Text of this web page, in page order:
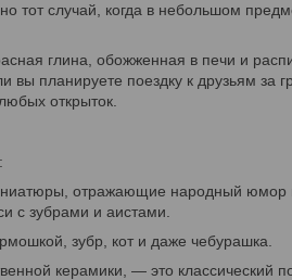
тот случай, когда в небольшом
глина, обожженная в печи и
планируете поездку к друзьям за
открыток.
отражающие народный юмор
с зубрами и аистами.
зубр, кот и даже чебурашка.
керамики, — это классический